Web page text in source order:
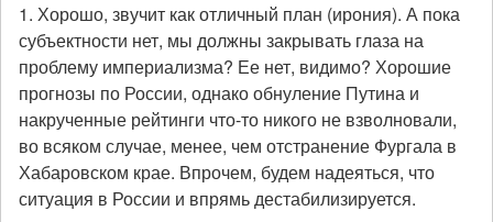
1. Хорошо, звучит как отличный план (ирония). А пока
субъектности нет, мы должны закрывать глаза на
проблему империализма? Ее нет, видимо? Хорошие
прогнозы по России, однако обнуление Путина и
накрученные рейтинги что-то никого не взволновали,
во всяком случае, менее, чем отстранение Фургала в
Хабаровском крае. Впрочем, будем надеяться, что
ситуация в России и впрямь дестабилизируется.